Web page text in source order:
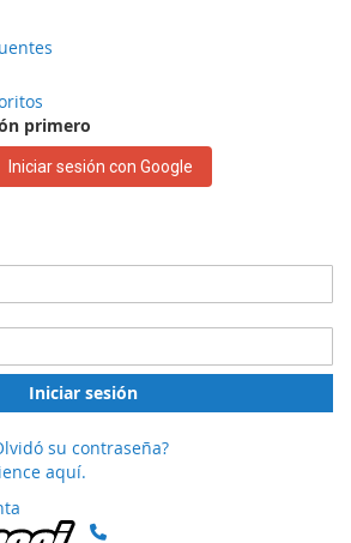
primero
Iniciar sesión con Google
Iniciar sesión
su contraseña?
aquí.